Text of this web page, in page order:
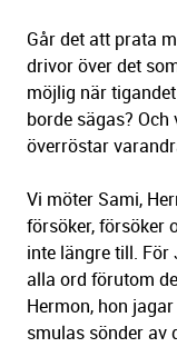
Går det att prata
drivor över det
möjlig när
borde sägas?
överröstar
Vi möter Sami,
försöker, försöker
inte längre till. För
alla ord förutom
Hermon, hon
smulas sönder av